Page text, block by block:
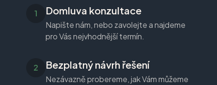
Domluva konzultace
Napište nám, nebo zavolejte a najdeme
pro Vás nejvhodnější termín.
Bezplatný návrh řešení
Nezávazně probereme, jak Vám můžeme